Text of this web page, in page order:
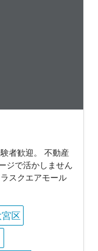
者歓迎。 不動産
ジで活かしません
スクエアモール
区